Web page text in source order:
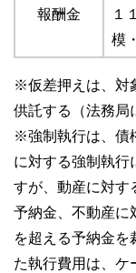
報酬金
１
模
※仮差押えは、対
供託する（法務局
※強制執行は、債
に対する強制執行
すが、動産に対す
予納金、不動産に
を超える予納金を
た執行費用は、ケ